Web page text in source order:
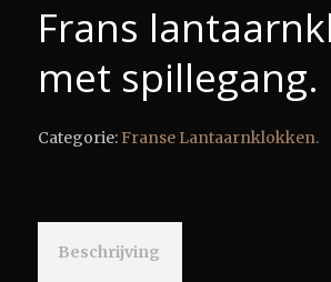
Frans
met spillegang.
Categorie: Franse Lantaarnklokken.
Beschrijving